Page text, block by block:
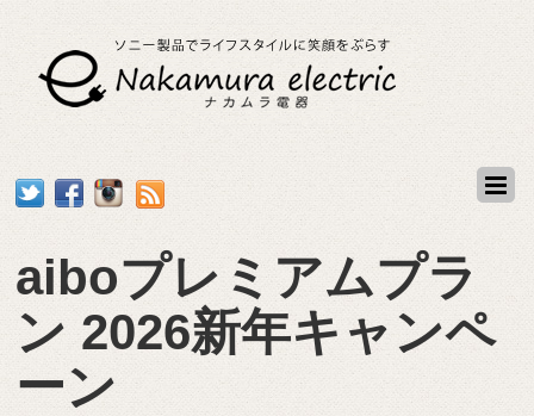
aiboプレミアムプラ
ン 2026新年キャンペ
ーン